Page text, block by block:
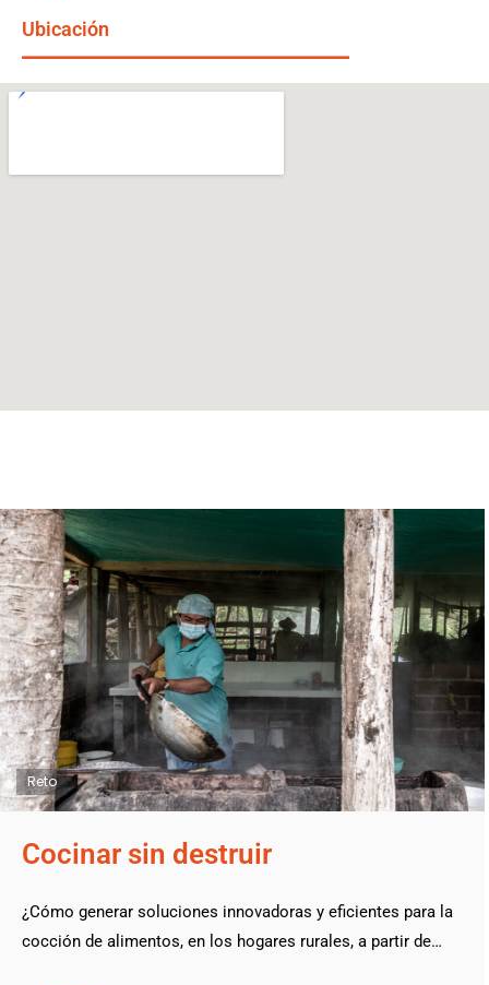
Ubicación
Reto
Cocinar sin destruir
¿Cómo generar soluciones innovadoras y eficientes para la
cocción de alimentos, en los hogares rurales, a partir de…